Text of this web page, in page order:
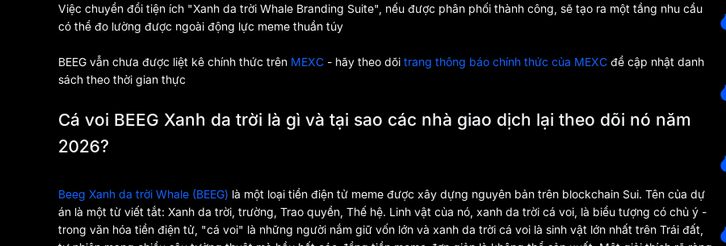
Việc chuyển đổi tiện ích "Xanh da trời Whale Branding Suite", nếu được phân phối thành công, sẽ tạo ra một tầng nhu cầu
có thể đo lường được ngoài động lực meme thuần túy
BEEG vẫn chưa được liệt kê chính thức trên MEXC - hãy theo dõi trang thông báo chính thức của MEXC để cập nhật danh
sách theo thời gian thực
Cá voi BEEG Xanh da trời là gì và tại sao các nhà giao dịch lại theo dõi nó năm
2026?
Beeg Xanh da trời Whale (BEEG) là một loại tiền điện tử meme được xây dựng nguyên bản trên blockchain Sui. Tên của dự
án là một từ viết tắt: Xanh da trời, trường, Trao quyền, Thế hệ. Linh vật của nó, xanh da trời cá voi, là biểu tượng có chủ ý -
trong văn hóa tiền điện tử, "cá voi" là những người nắm giữ vốn lớn và xanh da trời cá voi là sinh vật lớn nhất trên Trái đất,